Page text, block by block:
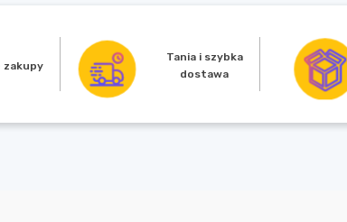
zakupy
Tania i szybka
dostawa